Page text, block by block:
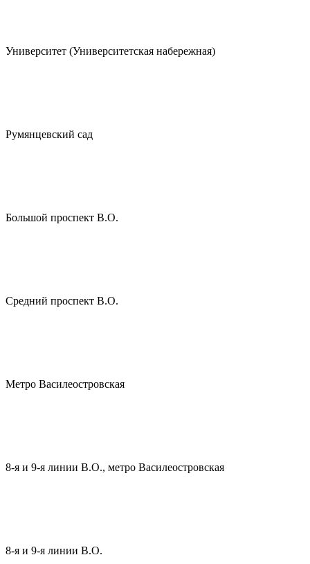
Университет (Университетская набережная)
Румянцевский сад
Большой проспект В.О.
Средний проспект В.О.
Метро Василеостровская
8-я и 9-я линии В.О., метро Василеостровская
8-я и 9-я линии В.О.